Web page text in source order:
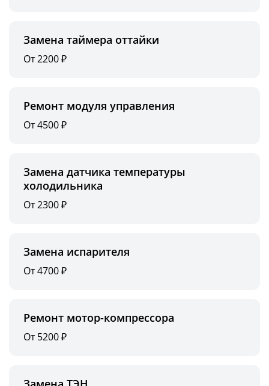
Замена таймера оттайки
От 2200 ₽
Ремонт модуля управления
От 4500 ₽
Замена датчика температуры
холодильника
От 2300 ₽
Замена испарителя
От 4700 ₽
Ремонт мотор-компрессора
От 5200 ₽